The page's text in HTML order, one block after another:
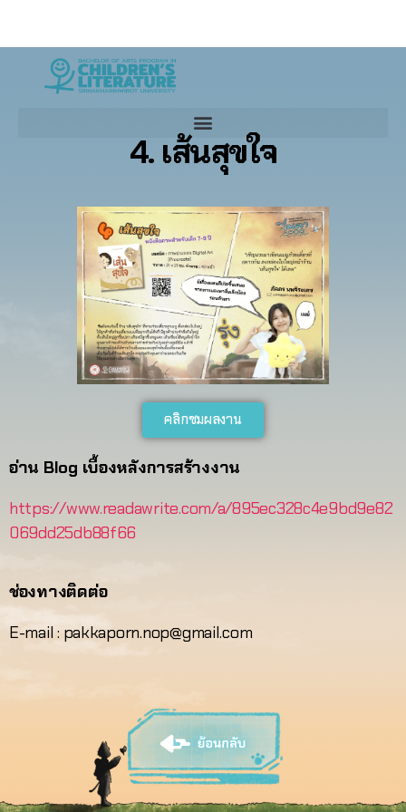
4. เส้นสุขใจ
คลิกชมผลงาน
อ่าน Blog เบื้องหลังการสร้างงาน
https://www.readawrite.com/a/895ec328c4e9bd9e82
069dd25db88f66
ช่องทางติดต่อ
E-mail : pakkaporn.nop@gmail.com